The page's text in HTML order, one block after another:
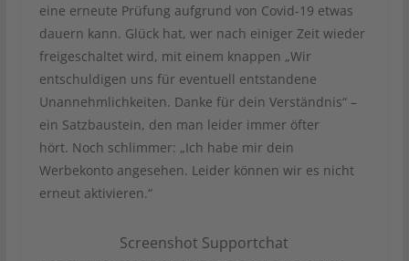
eine erneute Prüfung aufgrund von Covid-19 etwas
dauern kann. Glück hat, wer nach einiger Zeit wieder
freigeschaltet wird, mit einem knappen „Wir
entschuldigen uns für eventuell entstandene
Unannehmlichkeiten. Danke für dein Verständnis“ –
ein Satzbaustein, den man leider immer öfter
hört. Noch schlimmer: „Ich habe mir dein
Werbekonto angesehen. Leider können wir es nicht
erneut aktivieren.“
Screenshot Supportchat